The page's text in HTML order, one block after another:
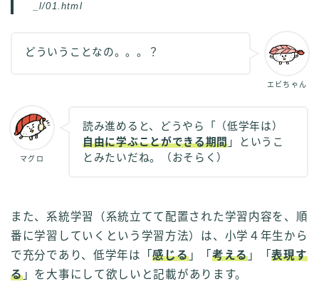
_l/01.html
エビちゃん
どういうことなの。。。？
マグロ
読み進めると、どうやら「（低学年は）
自由に学ぶことができる期間 」というこ
とみたいだね。（おそらく）
また、系統学習（系統立てて配置された学習内容を、順
番に学習していくという学習方法）は、小学４年生から
で充分であり、低学年は「感じる」「 考える 」「表現す
る」を大事にして欲しいと記載があります。